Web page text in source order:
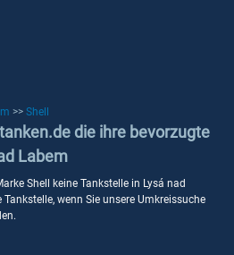
>> Shell
die ihre bevorzugte
Labem
Shell keine Tankstelle in Lysá nad
wenn Sie unsere Umkreissuche